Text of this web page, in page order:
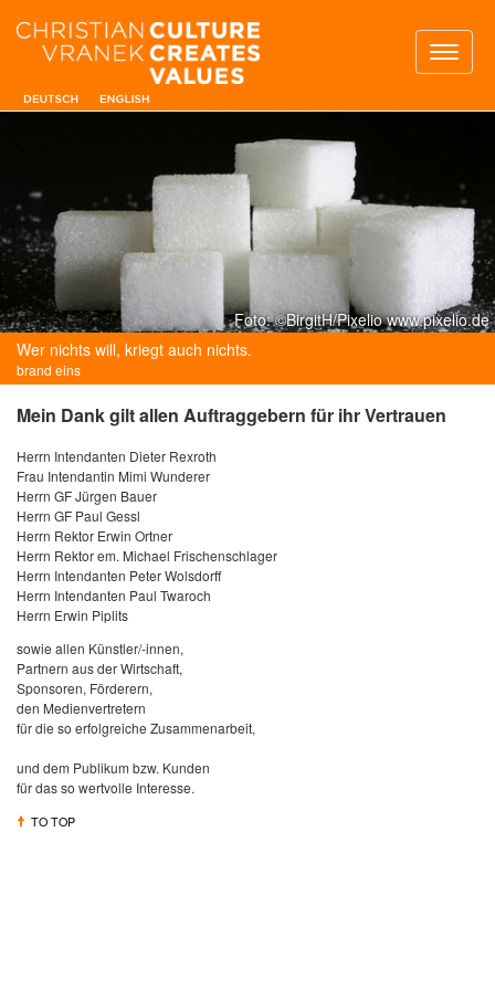
Foto: ©BirgitH/Pixelio www.pixelio.de
Wer nichts will, kriegt auch nichts.
brand eins
Mein Dank gilt allen Auftraggebern für ihr Vertrauen
Herrn Intendanten Dieter Rexroth
Frau Intendantin Mimi Wunderer
Herrn GF Jürgen Bauer
Herrn GF Paul Gessl
Herrn Rektor Erwin Ortner
Herrn Rektor em. Michael Frischenschlager
Herrn Intendanten Peter Wolsdorff
Herrn Intendanten Paul Twaroch
Herrn Erwin Piplits
sowie allen Künstler/-innen,
Partnern aus der Wirtschaft,
Sponsoren, Förderern,
den Medienvertretern
für die so erfolgreiche Zusammenarbeit,
und dem Publikum bzw. Kunden
für das so wertvolle Interesse.
TO TOP